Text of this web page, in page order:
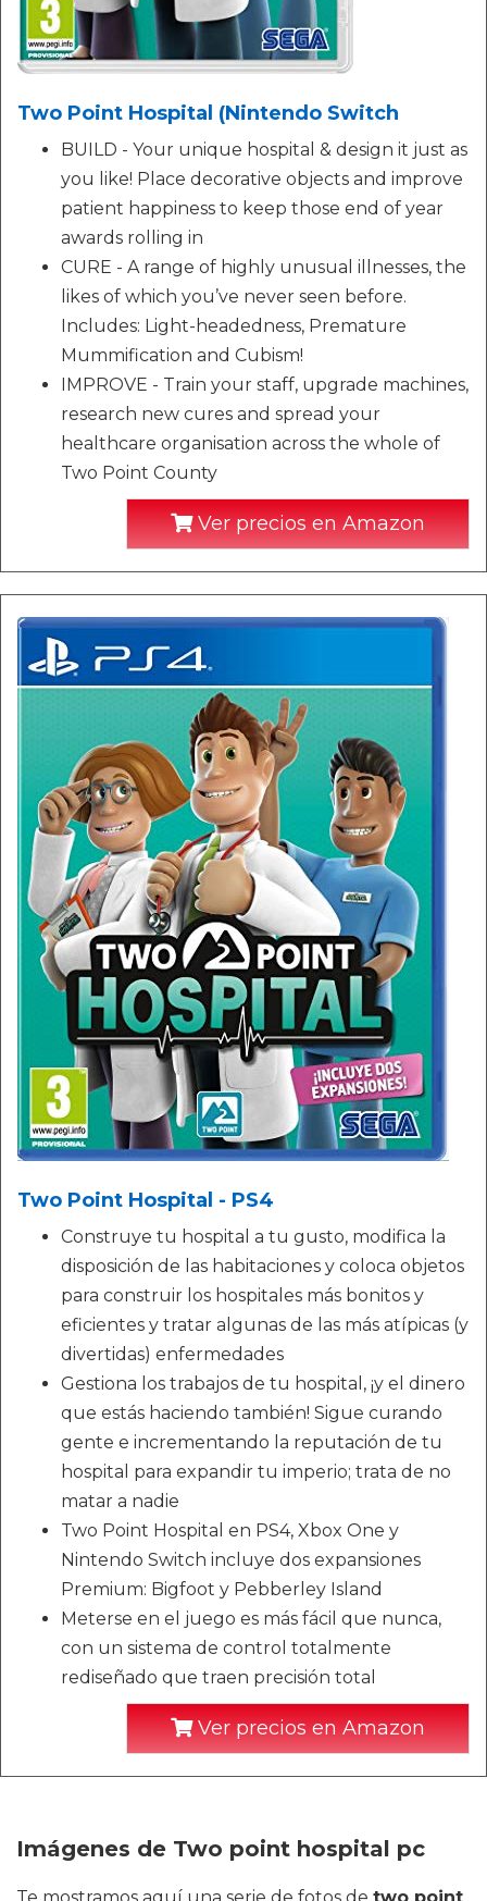
Two Point Hospital (Nintendo Switch
BUILD - Your unique hospital & design it just as
you like! Place decorative objects and improve
patient happiness to keep those end of year
awards rolling in
CURE - A range of highly unusual illnesses, the
likes of which you’ve never seen before.
Includes: Light-headedness, Premature
Mummification and Cubism!
IMPROVE - Train your staff, upgrade machines,
research new cures and spread your
healthcare organisation across the whole of
Two Point County
Ver precios en Amazon
Two Point Hospital - PS4
Construye tu hospital a tu gusto, modifica la
disposición de las habitaciones y coloca objetos
para construir los hospitales más bonitos y
eficientes y tratar algunas de las más atípicas (y
divertidas) enfermedades
Gestiona los trabajos de tu hospital, ¡y el dinero
que estás haciendo también! Sigue curando
gente e incrementando la reputación de tu
hospital para expandir tu imperio; trata de no
matar a nadie
Two Point Hospital en PS4, Xbox One y
Nintendo Switch incluye dos expansiones
Premium: Bigfoot y Pebberley Island
Meterse en el juego es más fácil que nunca,
con un sistema de control totalmente
rediseñado que traen precisión total
Ver precios en Amazon
Imágenes de Two point hospital pc